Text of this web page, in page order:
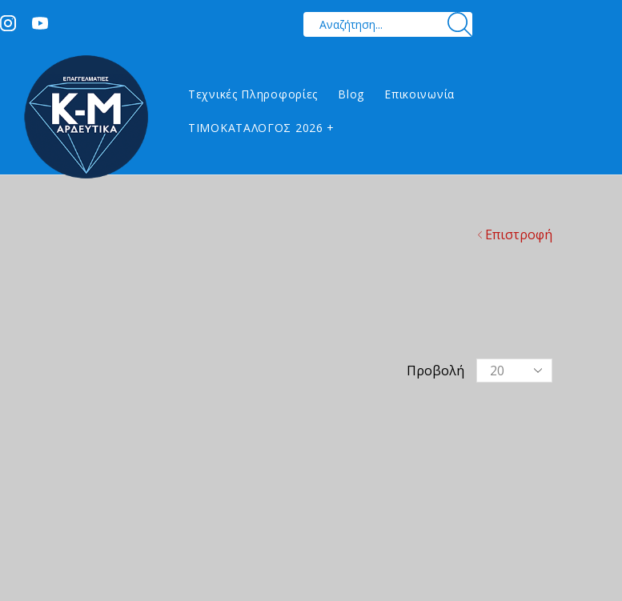
Τεχνικές Πληροφορίες Blog Επικοινωνία
ΤΙΜΟΚΑΤΑΛΟΓΟΣ 2026 +
Επιστροφή
Προβολή